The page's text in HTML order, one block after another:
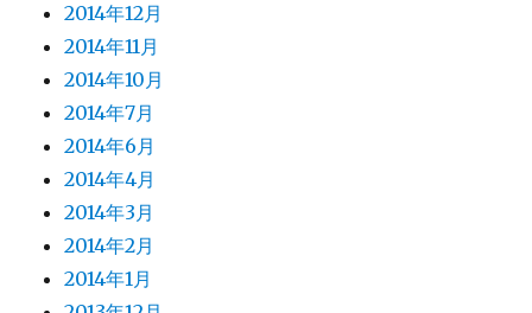
2014年12月
2014年11月
2014年10月
2014年7月
2014年6月
2014年4月
2014年3月
2014年2月
2014年1月